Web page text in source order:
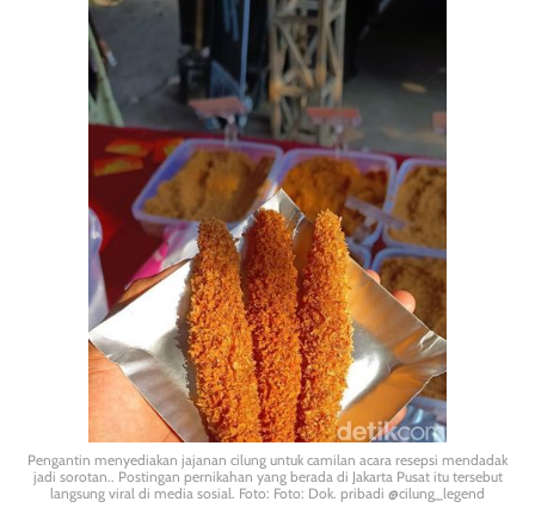
Pengantin menyediakan jajanan cilung untuk camilan acara resepsi mendadak
jadi sorotan.. Postingan pernikahan yang berada di Jakarta Pusat itu tersebut
langsung viral di media sosial. Foto: Foto: Dok. pribadi @cilung_legend